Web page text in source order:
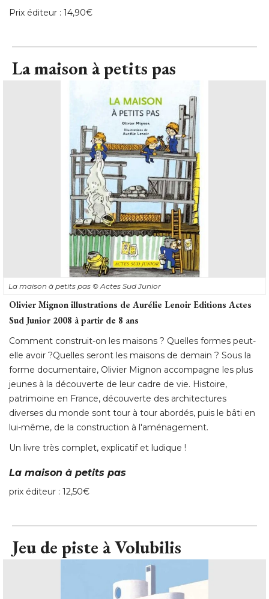
Prix éditeur : 14,90€
La maison à petits pas
La maison à petits pas © Actes Sud Junior
Olivier Mignon illustrations de Aurélie Lenoir Editions Actes
Sud Junior 2008 à partir de 8 ans
Comment construit-on les maisons ? Quelles formes peut-
elle avoir ?Quelles seront les maisons de demain ? Sous la
forme documentaire, Olivier Mignon accompagne les plus
jeunes à la découverte de leur cadre de vie. Histoire,
patrimoine en France, découverte des architectures
diverses du monde sont tour à tour abordés, puis le bâti en
lui-même, de la construction à l'aménagement.
Un livre très complet, explicatif et ludique !
La maison à petits pas
prix éditeur : 12,50€
Jeu de piste à Volubilis